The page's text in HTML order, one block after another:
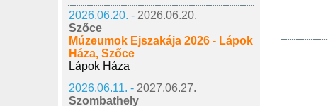
2026.06.20. - 2026.06.20.
Szőce
Múzeumok Éjszakája 2026 - Lápok
Háza, Szőce
Lápok Háza
2026.06.11. - 2027.06.27.
Szombathely